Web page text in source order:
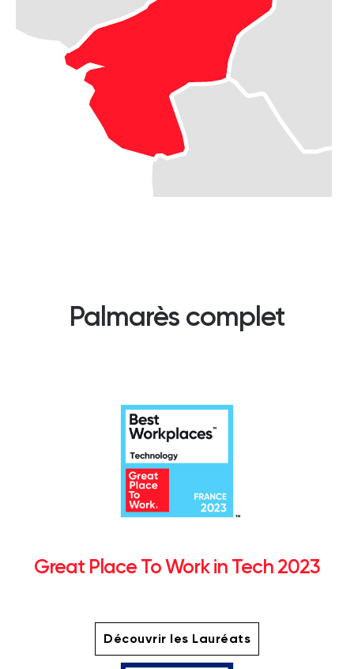
Palmarès complet
Great Place To Work in Tech 2023
Découvrir les Lauréats